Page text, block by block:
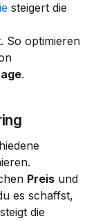
steigert die
So optimieren
.
Preis
es schaffst,